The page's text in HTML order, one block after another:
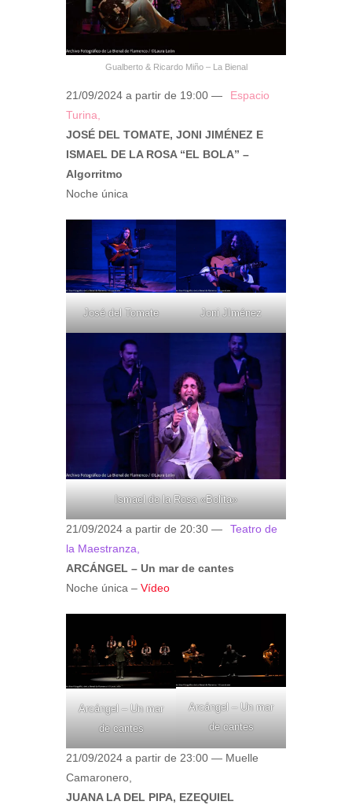
Gualberto & Ricardo Miño – La Bienal
21/09/2024 a partir de 19:00 —
Espacio
Turina,
JOSÉ DEL TOMATE, JONI JIMÉNEZ E
ISMAEL DE LA ROSA “EL BOLA” –
Algorritmo
Noche única
José del Tomate Joni JIménez
Ismael de la Rosa «Bolita»
21/09/2024 a partir de 20:30 —
Teatro de
la Maestranza,
ARCÁNGEL – Un mar de cantes
Noche única – Vídeo
Arcángel – Un mar
de cantes
Arcángel – Un mar
de cantes
21/09/2024 a partir de 23:00 — Muelle
Camaronero,
JUANA LA DEL PIPA, EZEQUIEL